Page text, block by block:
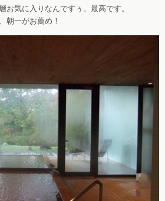
お気に入りなんですぅ。最高です。
朝一がお薦め！